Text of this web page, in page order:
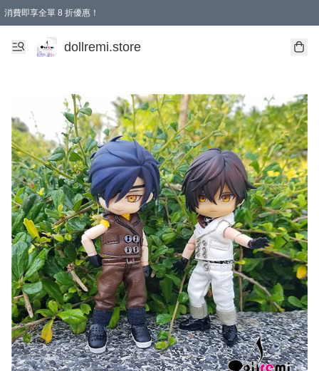
消費即享全單 8 折優惠！
購物滿 HKD 1500.00即享免運費優惠！（適用於 本地送貨、本地取貨、國際送貨 )
dollremi.store